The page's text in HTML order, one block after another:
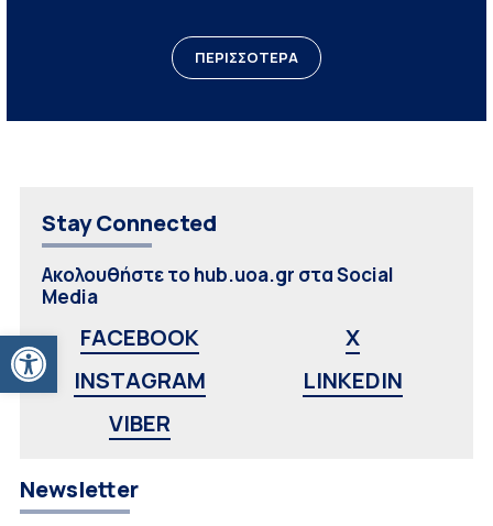
Ανοίξτε τη γραμμή εργαλείων
ΠΕΡΙΣΣΟΤΕΡΑ
Stay Connected
Ακολουθήστε το hub.uoa.gr στα Social
Media
FACEBOOK
X
INSTAGRAM
LINKEDIN
VIBER
Newsletter